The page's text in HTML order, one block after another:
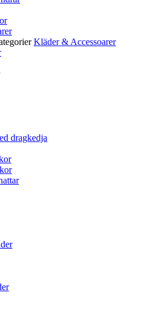
Kläder & Accessoarer
dragkedja